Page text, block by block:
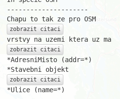
---------------------
zobrazit citaci
zobrazit citaci
*AdresniMisto (addr=*)
zobrazit citaci
*Ulice (name=*)